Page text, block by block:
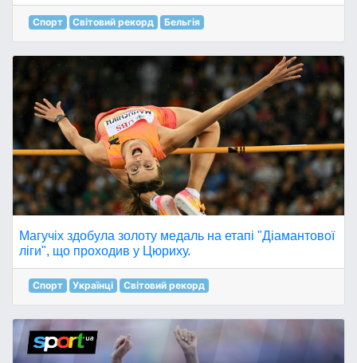
Спорт Світовий рекорд Бельгія
Магучіх здобула золоту медаль на етапі "Діамантової
ліги", що проходив у Цюриху.
Спорт Українці Світовий рекорд